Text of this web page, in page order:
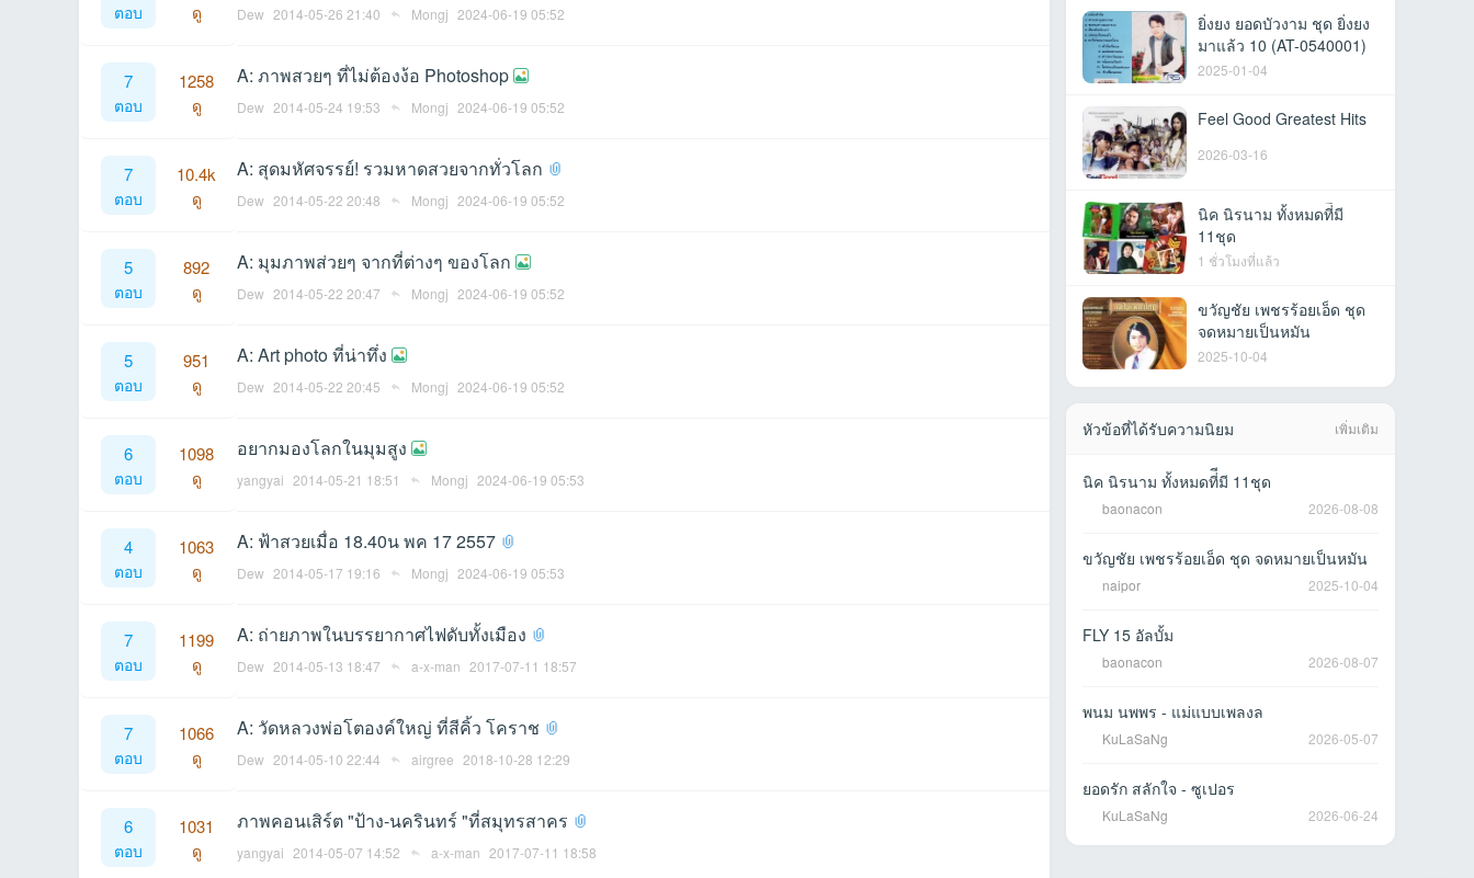
ตอบ ดู Dew 2014-05-26 21:40 Mongj 2024-06-19 05:52
7
ตอบ
1258
ดู
A: ภาพสวยๆ ที่ไม่ต้องง้อ Photoshop
Dew 2014-05-24 19:53 Mongj 2024-06-19 05:52
7
ตอบ
10.4k
ดู
A: สุดมหัศจรรย์! รวมหาดสวยจากทั่วโลก
Dew 2014-05-22 20:48 Mongj 2024-06-19 05:52
5
ตอบ
892
ดู
A: มุมภาพส่วยๆ จากที่ต่างๆ ของโลก
Dew 2014-05-22 20:47 Mongj 2024-06-19 05:52
5
ตอบ
951
ดู
A: Art photo ที่น่าทึ่ง
Dew 2014-05-22 20:45 Mongj 2024-06-19 05:52
6
ตอบ
1098
ดู
อยากมองโลกในมุมสูง
yangyai 2014-05-21 18:51 Mongj 2024-06-19 05:53
4
ตอบ
1063
ดู
A: ฟ้าสวยเมื่อ 18.40น พค 17 2557
Dew 2014-05-17 19:16 Mongj 2024-06-19 05:53
7
ตอบ
1199
ดู
A: ถ่ายภาพในบรรยากาศไฟดับทั้งเมือง
Dew 2014-05-13 18:47 a-x-man 2017-07-11 18:57
7
ตอบ
1066
ดู
A: วัดหลวงพ่อโตองค์ใหญ่ ที่สีคิ้ว โคราช
Dew 2014-05-10 22:44 airgree 2018-10-28 12:29
6
ตอบ
1031
ดู
ภาพคอนเสิร์ต "ป้าง-นครินทร์ "ที่สมุทรสาคร
yangyai 2014-05-07 14:52 a-x-man 2017-07-11 18:58
ยิ่งยง ยอดบัวงาม ชุด ยิ่งยง
มาแล้ว 10 (AT-0540001)
2025-01-04
Feel Good Greatest Hits
2026-03-16
นิค นิรนาม ทั้งหมดที่ีมี
11ชุด
1 ชั่วโมงที่แล้ว
ขวัญชัย เพชรร้อยเอ็ด ชุด
จดหมายเป็นหมัน
2025-10-04
หัวข้อที่ได้รับความนิยม เพิ่มเติม
นิค นิรนาม ทั้งหมดที่ีมี 11ชุด
baonacon 2026-08-08
ขวัญชัย เพชรร้อยเอ็ด ชุด จดหมายเป็นหมัน
naipor 2025-10-04
FLY 15 อัลบั้ม
baonacon 2026-08-07
พนม นพพร - แม่แบบเพลงล
KuLaSaNg 2026-05-07
ยอดรัก สลักใจ - ซูเปอร
KuLaSaNg 2026-06-24